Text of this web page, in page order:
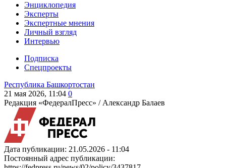
Энциклопедия
Эксперты
Экспертные мнения
Личный взгляд
Интервью
Подписка
Спецпроекты
Республика Башкортостан
21 мая 2026, 11:04 0
Редакция «ФедералПресс» / Александр Балаев
Дата публикации: 21.05.2026 - 11:04
Постоянный адрес публикации: